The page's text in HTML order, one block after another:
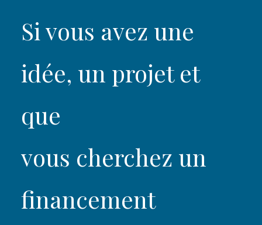
Si vous avez une
idée, un projet et
que
vous cherchez un
financement